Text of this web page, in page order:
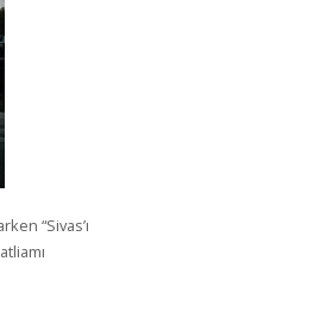
“Sivas’ı